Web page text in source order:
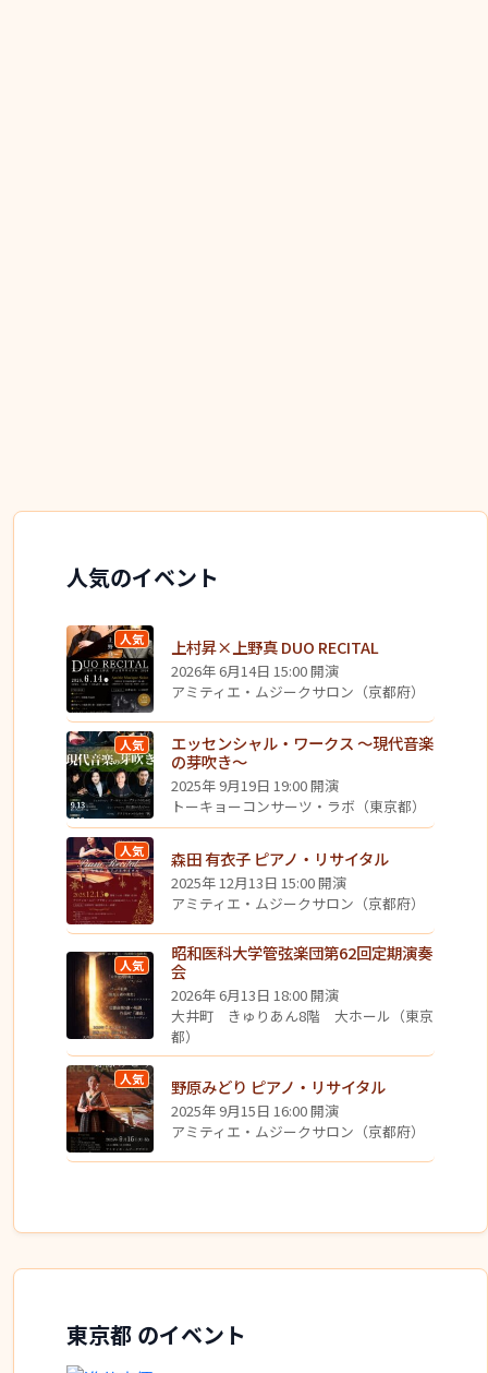
人気のイベント
人気 上村昇×上野真 DUO RECITAL
2026年 6月14日 15:00 開演
アミティエ・ムジークサロン（京都府）
人気
エッセンシャル・ワークス ～現代音楽
の芽吹き～
2025年 9月19日 19:00 開演
トーキョーコンサーツ・ラボ（東京都）
人気 森田 有衣子 ピアノ・リサイタル
2025年 12月13日 15:00 開演
アミティエ・ムジークサロン（京都府）
人気
昭和医科大学管弦楽団第62回定期演奏
会
2026年 6月13日 18:00 開演
大井町 きゅりあん8階 大ホール（東京
都）
人気 野原みどり ピアノ・リサイタル
2025年 9月15日 16:00 開演
アミティエ・ムジークサロン（京都府）
東京都 のイベント